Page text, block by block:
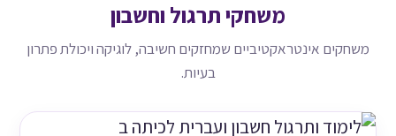
משחקי תרגול וחשבון
משחקים אינטראקטיביים שמחזקים חשיבה, לוגיקה ויכולת פתרון
בעיות.